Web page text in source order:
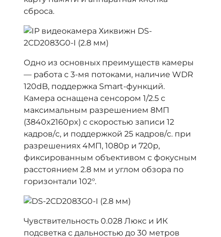
сброса.
Одно из основных преимуществ камеры
— работа с 3-мя потоками, наличие WDR
120dB, поддержка Smart-функций.
Камера оснащена сенсором 1/2.5 с
максимальным разрешением 8МП
(3840x2160px) с скоростью записи 12
кадров/с, и поддержкой 25 кадров/с. при
разрешениях 4МП, 1080р и 720р,
фиксированным объективом с фокусным
расстоянием 2.8 мм и углом обзора по
горизонтали 102°.
Чувствительность 0.028 Люкс и ИК
подсветка с дальностью до 30 метров